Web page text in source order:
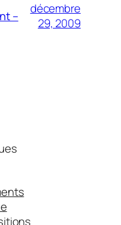
–
décembre
29, 2009